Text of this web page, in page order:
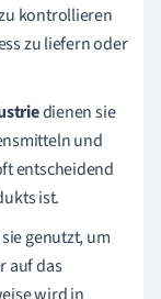
kontrollieren
zu liefern oder
dienen sie
und
entscheidend
ist.
genutzt, um
auf das
wird in